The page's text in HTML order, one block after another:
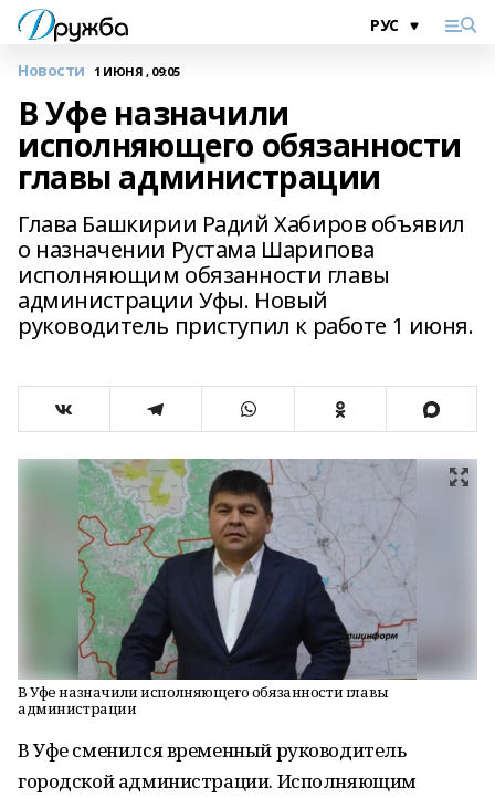
Новости 1 ИЮНЯ , 09:05
В Уфе назначили
исполняющего обязанности
главы администрации
Глава Башкирии Радий Хабиров объявил
о назначении Рустама Шарипова
исполняющим обязанности главы
администрации Уфы. Новый
руководитель приступил к работе 1 июня.
В Уфе назначили исполняющего обязанности главы
администрации
В Уфе сменился временный руководитель
городской администрации. Исполняющим